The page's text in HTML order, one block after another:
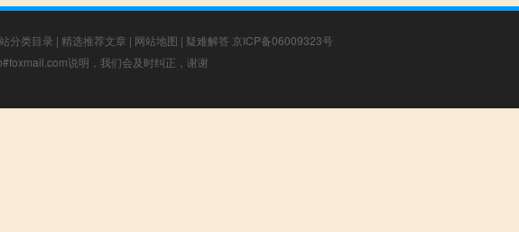
分类目录 | 精选推荐文章 | 网站地图 | 疑难解答 京ICP备06009323号
说明，我们会及时纠正，谢谢